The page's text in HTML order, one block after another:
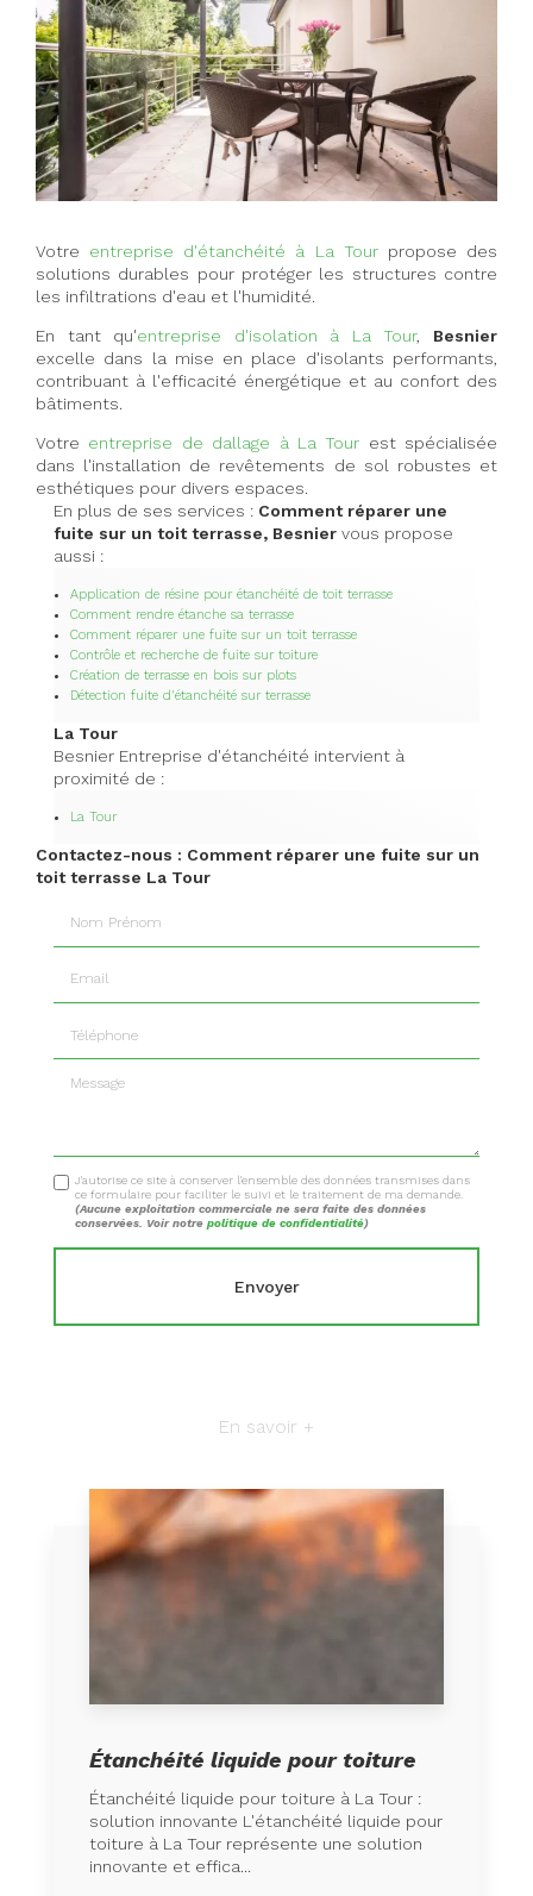
Votre entreprise d'étanchéité à La Tourpropose des
solutions durables pour protéger les structures contre
les infiltrations d'eau et l'humidité.
En tant qu'entreprise d'isolation à La Tour, Besnier
excelle dans la mise en place d'isolants performants,
contribuant à l'efficacité énergétique et au confort des
bâtiments.
Votre entreprise de dallage à La Tour est spécialisée
dans l'installation de revêtements de sol robustes et
esthétiques pour divers espaces.
En plus de ses services : Comment réparer une
fuite sur un toit terrasse, Besnier vous propose
aussi :
Application de résine pour étanchéité de toit terrasse
Comment rendre étanche sa terrasse
Comment réparer une fuite sur un toit terrasse
Contrôle et recherche de fuite sur toiture
Création de terrasse en bois sur plots
Détection fuite d'étanchéité sur terrasse
La Tour
Besnier Entreprise d'étanchéité intervient à
proximité de :
La Tour
Contactez-nous : Comment réparer une fuite sur un
toit terrasse La Tour
Message
J'autorise ce site à conserver l'ensemble des données transmises dans
ce formulaire pour faciliter le suivi et le traitement de ma demande.
(Aucune exploitation commerciale ne sera faite des données
conservées. Voir notrepolitique de confidentialité)
En savoir +
Étanchéité liquide pour toiture
Étanchéité liquide pour toiture à La Tour :
solution innovante L'étanchéité liquide pour
toiture à La Tour représente une solution
innovante et effica...